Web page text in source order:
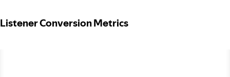
Listener Conversion Metrics